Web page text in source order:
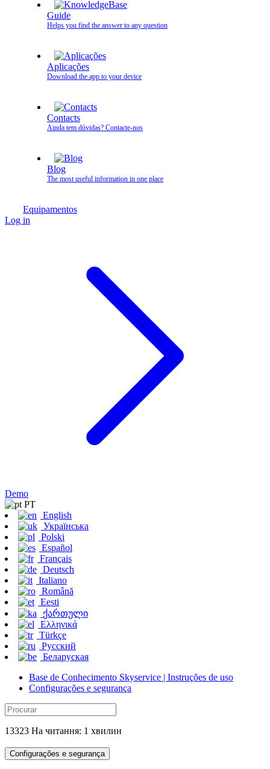
Guide
Helps you find the answer to any question
Aplicações
Download the app to your device
Contacts
Ainda tem dúvidas? Contacte‑nos
Blog
The most useful information in one place
Equipamentos
Log in
Demo
PT
English
Українська
Polski
Español
Français
Deutsch
Italiano
Română
Eesti
ქართული
Ελληνικά
Türkçe
Русский
Беларуская
Base de Conhecimento Skyservice | Instruções de uso
Configurações e segurança
13323 На читання: 1 хвилин
Configurações e segurança